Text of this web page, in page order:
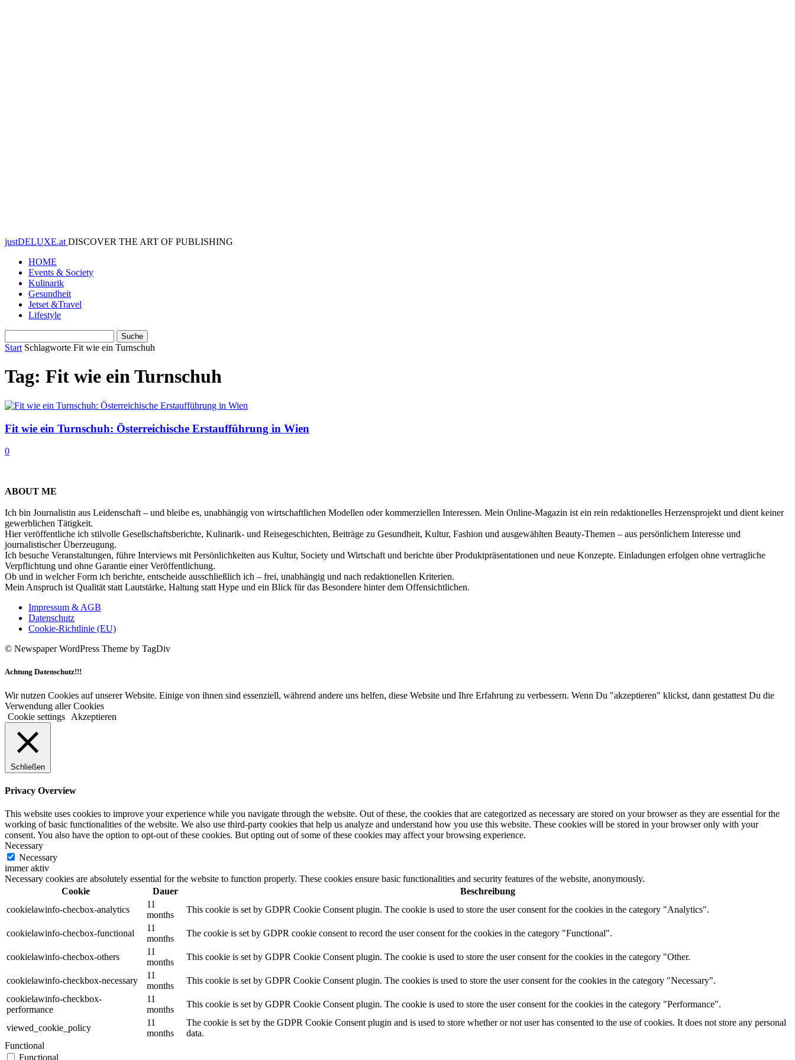
justDELUXE.at DISCOVER THE ART OF PUBLISHING
HOME
Events & Society
Kulinarik
Gesundheit
Jetset &Travel
Lifestyle
Start Schlagworte Fit wie ein Turnschuh
Tag: Fit wie ein Turnschuh
Fit wie ein Turnschuh: Österreichische Erstaufführung in Wien
0
ABOUT ME
Ich bin Journalistin aus Leidenschaft – und bleibe es, unabhängig von wirtschaftlichen Modellen oder kommerziellen Interessen. Mein Online-Magazin ist ein rein redaktionelles Herzensprojekt und dient keiner
gewerblichen Tätigkeit.
Hier veröffentliche ich stilvolle Gesellschaftsberichte, Kulinarik- und Reisegeschichten, Beiträge zu Gesundheit, Kultur, Fashion und ausgewählten Beauty-Themen – aus persönlichem Interesse und
journalistischer Überzeugung.
Ich besuche Veranstaltungen, führe Interviews mit Persönlichkeiten aus Kultur, Society und Wirtschaft und berichte über Produktpräsentationen und neue Konzepte. Einladungen erfolgen ohne vertragliche
Verpflichtung und ohne Garantie einer Veröffentlichung.
Ob und in welcher Form ich berichte, entscheide ausschließlich ich – frei, unabhängig und nach redaktionellen Kriterien.
Mein Anspruch ist Qualität statt Lautstärke, Haltung statt Hype und ein Blick für das Besondere hinter dem Offensichtlichen.
Impressum & AGB
Datenschutz
Cookie-Richtlinie (EU)
© Newspaper WordPress Theme by TagDiv
Achtung Datenschutz!!!
Wir nutzen Cookies auf unserer Website. Einige von ihnen sind essenziell, während andere uns helfen, diese Website und Ihre Erfahrung zu verbessern. Wenn Du "akzeptieren" klickst, dann gestattest Du die
Verwendung aller Cookies
Cookie settings
Akzeptieren
Schließen
Privacy Overview
This website uses cookies to improve your experience while you navigate through the website. Out of these, the cookies that are categorized as necessary are stored on your browser as they are essential for the
working of basic functionalities of the website. We also use third-party cookies that help us analyze and understand how you use this website. These cookies will be stored in your browser only with your
consent. You also have the option to opt-out of these cookies. But opting out of some of these cookies may affect your browsing experience.
Necessary
Necessary
immer aktiv
Necessary cookies are absolutely essential for the website to function properly. These cookies ensure basic functionalities and security features of the website, anonymously.
Cookie
Dauer
Beschreibung
cookielawinfo-checbox-analytics
11
months
This cookie is set by GDPR Cookie Consent plugin. The cookie is used to store the user consent for the cookies in the category "Analytics".
cookielawinfo-checbox-functional
11
months
The cookie is set by GDPR cookie consent to record the user consent for the cookies in the category "Functional".
cookielawinfo-checbox-others
11
months
This cookie is set by GDPR Cookie Consent plugin. The cookie is used to store the user consent for the cookies in the category "Other.
cookielawinfo-checkbox-necessary
11
months
This cookie is set by GDPR Cookie Consent plugin. The cookies is used to store the user consent for the cookies in the category "Necessary".
cookielawinfo-checkbox-
performance
11
months
This cookie is set by GDPR Cookie Consent plugin. The cookie is used to store the user consent for the cookies in the category "Performance".
viewed_cookie_policy
11
months
The cookie is set by the GDPR Cookie Consent plugin and is used to store whether or not user has consented to the use of cookies. It does not store any personal
data.
Functional
Functional